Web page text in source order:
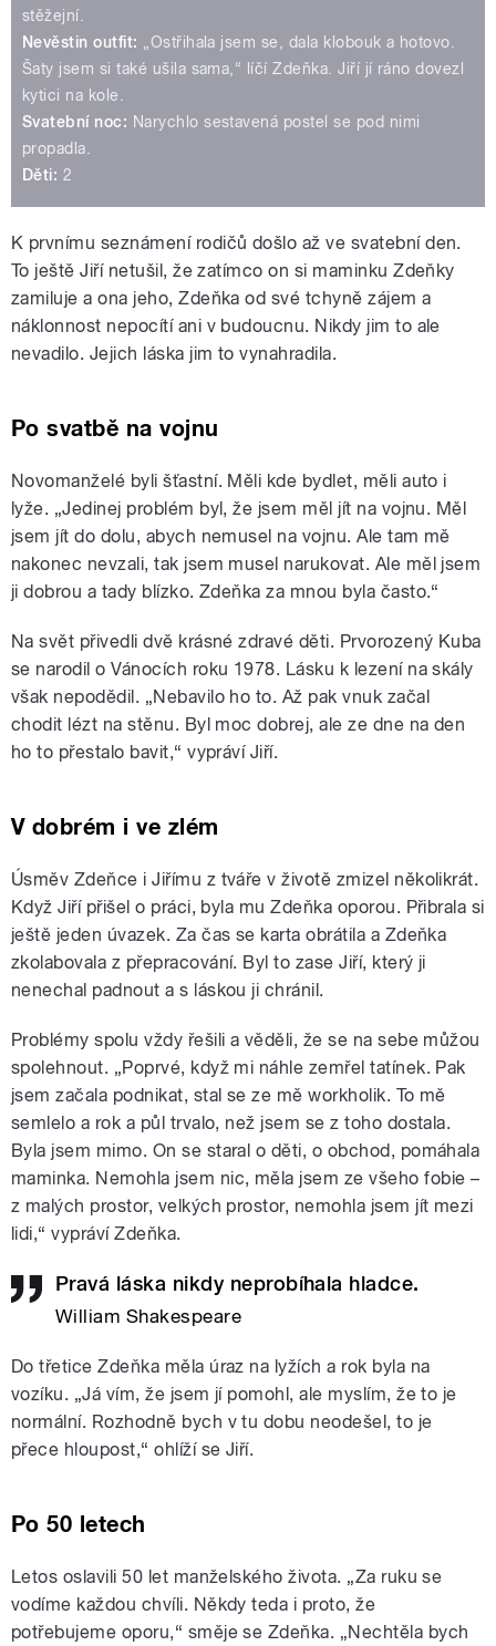
stěžejní.
Nevěstin outfit: „Ostřihala jsem se, dala klobouk a hotovo.
Šaty jsem si také ušila sama,“ líčí Zdeňka. Jiří jí ráno dovezl
kytici na kole.
Svatební noc: Narychlo sestavená postel se pod nimi
propadla.
Děti: 2
K prvnímu seznámení rodičů došlo až ve svatební den.
To ještě Jiří netušil, že zatímco on si maminku Zdeňky
zamiluje a ona jeho, Zdeňka od své tchyně zájem a
náklonnost nepocítí ani v budoucnu. Nikdy jim to ale
nevadilo. Jejich láska jim to vynahradila.
Po svatbě na vojnu
Novomanželé byli šťastní. Měli kde bydlet, měli auto i
lyže. „Jedinej problém byl, že jsem měl jít na vojnu. Měl
jsem jít do dolu, abych nemusel na vojnu. Ale tam mě
nakonec nevzali, tak jsem musel narukovat. Ale měl jsem
ji dobrou a tady blízko. Zdeňka za mnou byla často.“
Na svět přivedli dvě krásné zdravé děti. Prvorozený Kuba
se narodil o Vánocích roku 1978. Lásku k lezení na skály
však nepodědil. „Nebavilo ho to. Až pak vnuk začal
chodit lézt na stěnu. Byl moc dobrej, ale ze dne na den
ho to přestalo bavit,“ vypráví Jiří.
V dobrém i ve zlém
Úsměv Zdeňce i Jiřímu z tváře v životě zmizel několikrát.
Když Jiří přišel o práci, byla mu Zdeňka oporou. Přibrala si
ještě jeden úvazek. Za čas se karta obrátila a Zdeňka
zkolabovala z přepracování. Byl to zase Jiří, který ji
nenechal padnout a s láskou ji chránil.
Problémy spolu vždy řešili a věděli, že se na sebe můžou
spolehnout. „Poprvé, když mi náhle zemřel tatínek. Pak
jsem začala podnikat, stal se ze mě workholik. To mě
semlelo a rok a půl trvalo, než jsem se z toho dostala.
Byla jsem mimo. On se staral o děti, o obchod, pomáhala
maminka. Nemohla jsem nic, měla jsem ze všeho fobie –
z malých prostor, velkých prostor, nemohla jsem jít mezi
lidi,“ vypráví Zdeňka.
Pravá láska nikdy neprobíhala hladce.
William Shakespeare
Do třetice Zdeňka měla úraz na lyžích a rok byla na
vozíku. „Já vím, že jsem jí pomohl, ale myslím, že to je
normální. Rozhodně bych v tu dobu neodešel, to je
přece hloupost,“ ohlíží se Jiří.
Po 50 letech
Letos oslavili 50 let manželského života. „Za ruku se
vodíme každou chvíli. Někdy teda i proto, že
potřebujeme oporu,“ směje se Zdeňka. „Nechtěla bych